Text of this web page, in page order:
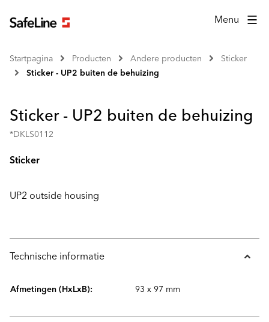
Menu
Startpagina Producten Andere producten
Sticker
Sticker - UP2 buiten de behuizing
Sticker - UP2 buiten de behuizing
*DKLS0112
Sticker
UP2 outside housing
Technische informatie
Afmetingen (HxLxB): 93 x 97 mm